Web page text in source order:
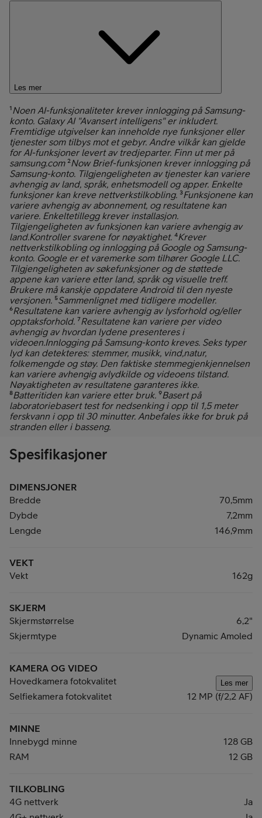
Les mer
¹Noen AI-funksjonaliteter krever innlogging på Samsung-
konto. Galaxy AI "Avansert intelligens" er inkludert.
Fremtidige utgivelser kan inneholde nye funksjoner eller
tjenester som tilbys mot et gebyr. Andre vilkår kan gjelde
for AI-funksjoner levert av tredjeparter. Finn ut mer på
samsung.com²Now Brief-funksjonen krever innlogging på
Samsung-konto. Tilgjengeligheten av tjenester kan variere
avhengig av land, språk, enhetsmodell og apper. Enkelte
funksjoner kan kreve nettverkstilkobling. ³Funksjonene kan
variere avhengig av abonnement, og resultatene kan
variere. Enkeltetillegg krever installasjon.
Tilgjengeligheten av funksjonen kan variere avhengig av
land.Kontroller svarene for nøyaktighet. ⁴Krever
nettverkstilkobling og innlogging på Google og Samsung-
konto. Google er et varemerke som tilhører Google LLC.
Tilgjengeligheten av søkefunksjoner og de støttede
appene kan variere etter land, språk og visuelle treff.
Brukere må kanskje oppdatere Android til den nyeste
versjonen. ⁵Sammenlignet med tidligere modeller.
⁶Resultatene kan variere avhengig av lysforhold og/eller
opptaksforhold. ⁷Resultatene kan variere per video
avhengig av hvordan lydene presenteres i
videoen.Innlogging på Samsung-konto kreves. Seks typer
lyd kan detekteres: stemmer, musikk, vind,natur,
folkemengde og støy. Den faktiske stemmegjenkjennelsen
kan variere avhengig avlydkilde og videoens tilstand.
Nøyaktigheten av resultatene garanteres ikke.
⁸Batteritiden kan variere etter bruk. ⁹Basert på
laboratoriebasert test for nedsenking i opp til 1,5 meter
ferskvann i opp til 30 minutter. Anbefales ikke for bruk på
stranden eller i basseng.
Spesifikasjoner
DIMENSJONER
Bredde
70,5mm
Dybde
7,2mm
Lengde
146,9mm
VEKT
Vekt
162g
SKJERM
Skjermstørrelse
6,2"
Skjermtype
Dynamic Amoled
KAMERA OG VIDEO
Hovedkamera fotokvalitet
Les mer
Selfiekamera fotokvalitet 12 MP (f/2,2 AF)
MINNE
Innebygd minne
128 GB
RAM
12 GB
TILKOBLING
4G nettverk
Ja